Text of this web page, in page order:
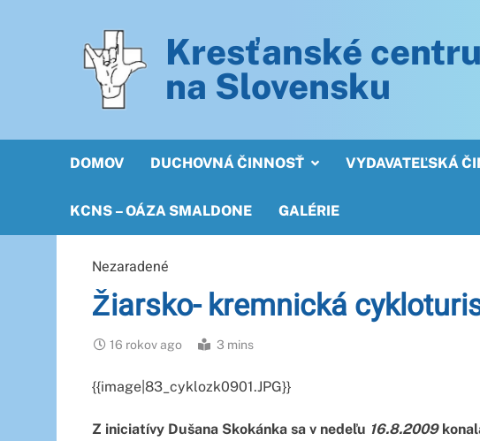
Kresťanské
na Slovensku
DOMOV DUCHOVNÁ ČINNOSŤ VYDAVATEĽSKÁ
KCNS – OÁZA SMALDONE GALÉRIE
Nezaradené
Žiarsko- kremnická
16 rokov ago 3 mins
{{image|83_cyklozk0901.JPG}}
Z iniciatívy Dušana Skokánka sa v nedeľu 16.8.2009